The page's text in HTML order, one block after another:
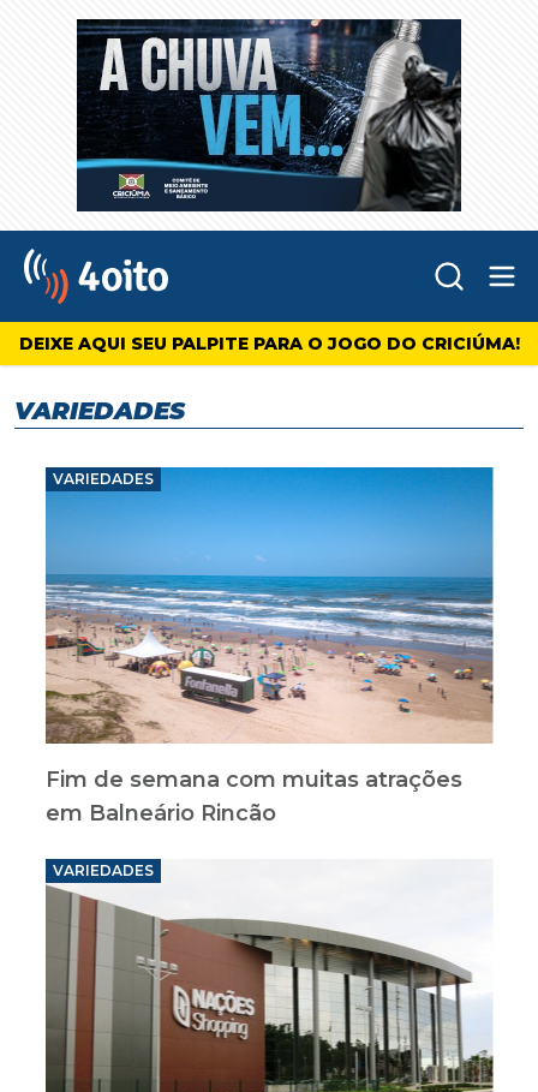
4oito
DEIXE AQUI SEU PALPITE PARA O JOGO DO CRICIÚMA!
VARIEDADES
VARIEDADES
Fim de semana com muitas atrações
em Balneário Rincão
VARIEDADES